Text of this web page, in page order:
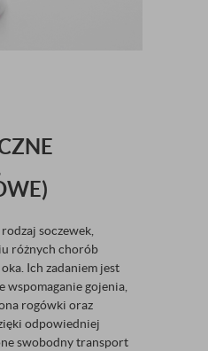
soczewek,
różnych chorób
Ich zadaniem jest
wspomaganie gojenia,
rogówki oraz
odpowiedniej
swobodny transport